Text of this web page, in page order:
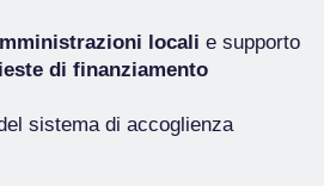
locali e supporto
di finanziamento
sistema di accoglienza